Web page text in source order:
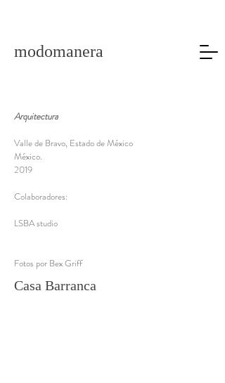
modomanera
Arquitectura
Valle de Bravo, Estado de México
México.
2019
Colaboradores:
LSBA studio
Fotos por Bex Griff
Casa Barranca